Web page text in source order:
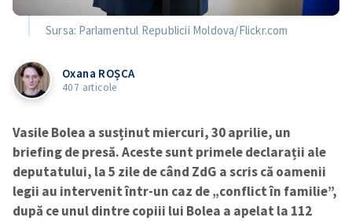
Sursa: Parlamentul Republicii Moldova/Flickr.com
Oxana ROȘCA
407 articole
Vasile Bolea a susținut miercuri, 30 aprilie, un
briefing de presă. Aceste sunt primele declarații ale
deputatului, la 5 zile de când ZdG a scris că oamenii
legii au intervenit într-un caz de „conflict în familie”,
după ce unul dintre copiii lui Bolea a apelat la 112